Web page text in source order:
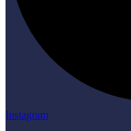
Instagram